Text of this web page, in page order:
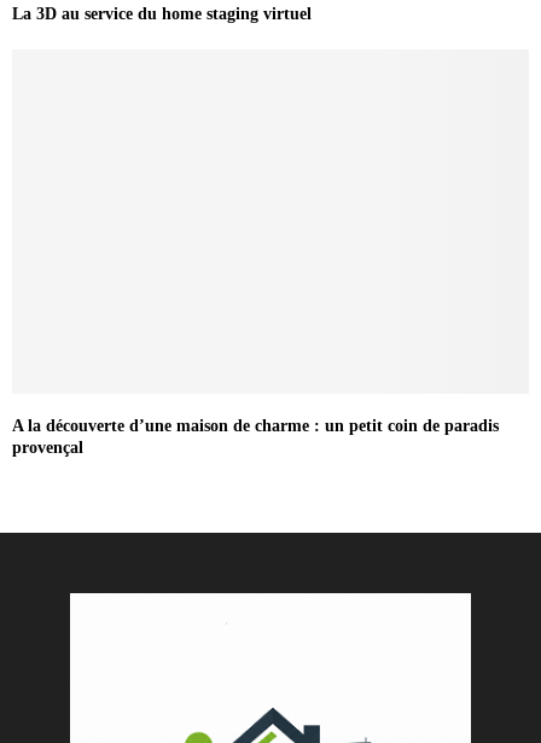
La 3D au service du home staging virtuel
A la découverte d’une maison de charme : un petit coin de paradis
provençal